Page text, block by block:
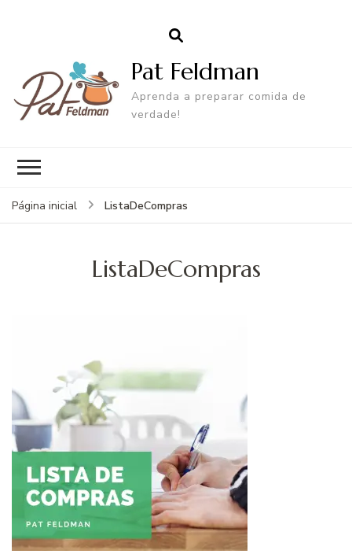
Pat Feldman
Aprenda a preparar comida de
verdade!
Página inicial ListaDeCompras
ListaDeCompras